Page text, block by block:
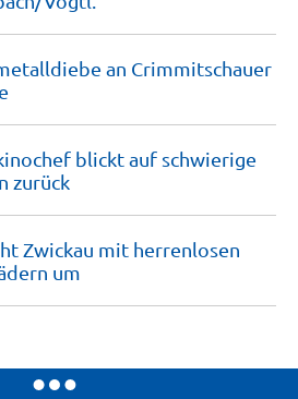
an Crimmitschauer
blickt auf schwierige
zurück
Zwickau mit herrenlosen
um